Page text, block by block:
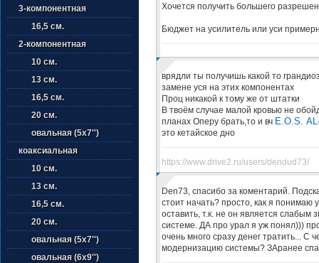
3-компонентная
16,5 см.
2-компонентная
10 см.
13 см.
16,5 см.
20 см.
овальная (5х7'')
коаксиальная
10 см.
13 см.
16,5 см.
20 см.
овальная (5х7'')
овальная (6х9'')
Хочется получить большего
Бюджет на усилитель или уси
врядли ты получишь какой то
замене уся на этих компонентах
Проц никакой к тому же от штатки
В твоём случае малой кровью не
планах Оперу брать,то и вч E.O.S.
это кетайское дно
https://www.drive2.ru/users/dendud73/
Den73, спасибо за коментарий.
стоит начать? просто, как я понимаю
оставить, т.к. не он является слабым
системе. ДА про урал я уж понял)))
очень много сразу денег тратить... С
модернизацию системы? ЗАранее